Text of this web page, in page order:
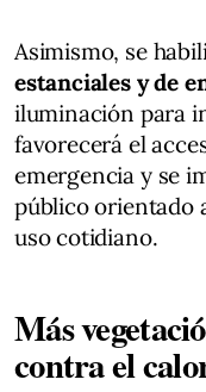
Asimismo, se
estanciales y de
iluminación para
favorecerá el
emergencia y se
público orientado
uso cotidiano.
Más
contra el